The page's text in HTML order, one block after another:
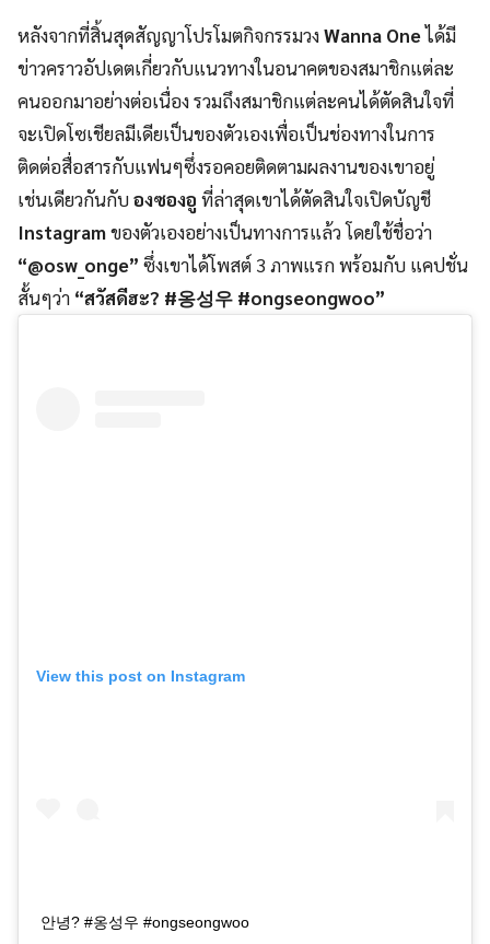
หลังจากที่สิ้นสุดสัญญาโปรโมตกิจกรรมวงWanna Oneได้มี
ข่าวคราวอัปเดตเกี่ยวกับแนวทางในอนาคตของสมาชิกแต่ละ
คนออกมาอย่างต่อเนื่อง รวมถึงสมาชิกแต่ละคนได้ตัดสินใจที่
จะเปิดโซเชียลมีเดียเป็นของตัวเองเพื่อเป็นช่องทางในการ
ติดต่อสื่อสารกับแฟนๆซึ่งรอคอยติดตามผลงานของเขาอยู่
เช่นเดียวกันกับองซองอู ที่ล่าสุดเขาได้ตัดสินใจเปิดบัญชี
Instagramของตัวเองอย่างเป็นทางการแล้ว โดยใช้ชื่อว่า
“@osw_onge” ซึ่งเขาได้โพสต์ 3 ภาพแรก พร้อมกับ แคปชั่น
สั้นๆว่า “สวัสดีฮะ? #옹성우 #ongseongwoo”
View this post on Instagram
안녕? #옹성우 #ongseongwoo